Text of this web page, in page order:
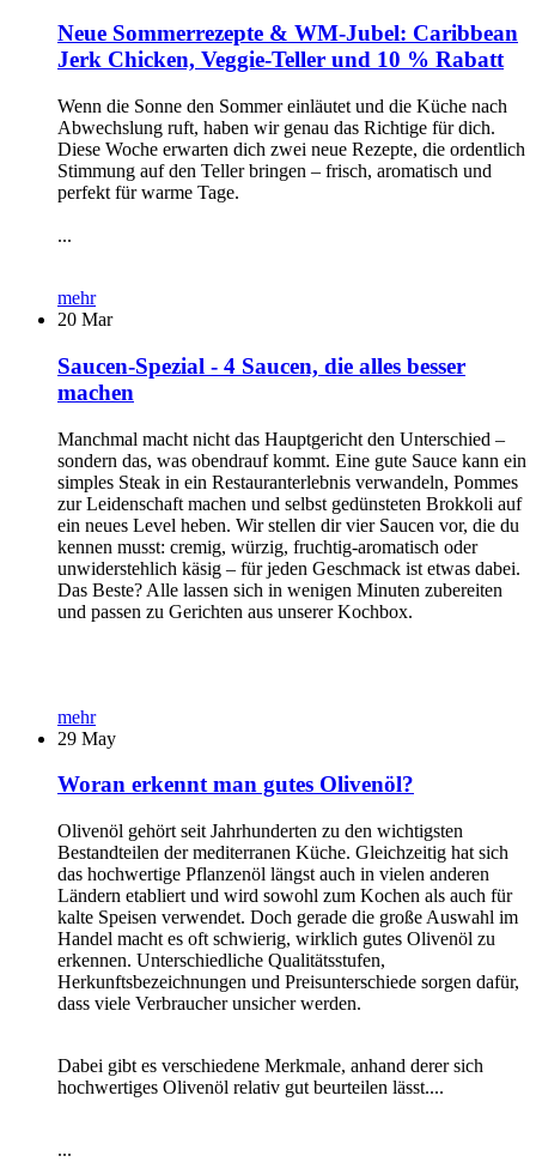
Neue Sommerrezepte & WM-Jubel: Caribbean
Jerk Chicken, Veggie-Teller und 10 % Rabatt
Wenn die Sonne den Sommer einläutet und die Küche nach
Abwechslung ruft, haben wir genau das Richtige für dich.
Diese Woche erwarten dich zwei neue Rezepte, die ordentlich
Stimmung auf den Teller bringen – frisch, aromatisch und
perfekt für warme Tage.
...
mehr
20 Mar
Saucen-Spezial - 4 Saucen, die alles besser
machen
Manchmal macht nicht das Hauptgericht den Unterschied –
sondern das, was obendrauf kommt. Eine gute Sauce kann ein
simples Steak in ein Restauranterlebnis verwandeln, Pommes
zur Leidenschaft machen und selbst gedünsteten Brokkoli auf
ein neues Level heben. Wir stellen dir vier Saucen vor, die du
kennen musst: cremig, würzig, fruchtig-aromatisch oder
unwiderstehlich käsig – für jeden Geschmack ist etwas dabei.
Das Beste? Alle lassen sich in wenigen Minuten zubereiten
und passen zu Gerichten aus unserer Kochbox.
mehr
29 May
Woran erkennt man gutes Olivenöl?
Olivenöl gehört seit Jahrhunderten zu den wichtigsten
Bestandteilen der mediterranen Küche. Gleichzeitig hat sich
das hochwertige Pflanzenöl längst auch in vielen anderen
Ländern etabliert und wird sowohl zum Kochen als auch für
kalte Speisen verwendet. Doch gerade die große Auswahl im
Handel macht es oft schwierig, wirklich gutes Olivenöl zu
erkennen. Unterschiedliche Qualitätsstufen,
Herkunftsbezeichnungen und Preisunterschiede sorgen dafür,
dass viele Verbraucher unsicher werden.
Dabei gibt es verschiedene Merkmale, anhand derer sich
hochwertiges Olivenöl relativ gut beurteilen lässt....
...